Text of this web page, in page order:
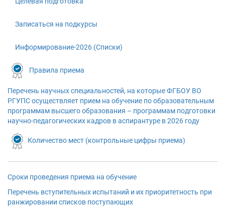
Записаться на подкурсы
Информирование-2026 (Списки)
Правила приема
Перечень научных специальностей, на которые ФГБОУ ВО
РГУПС осуществляет прием на обучение по образовательным
программам высшего образования – программам подготовки
научно-педагогических кадров в аспирантуре в 2026 году
Количество мест (контрольные цифры приема)
Сроки проведения приема на обучение
Перечень вступительных испытаний и их приоритетность при
ранжировании списков поступающих